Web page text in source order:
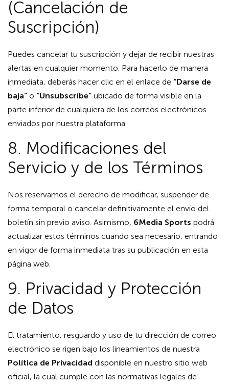
(Cancelación de
Suscripción)
Puedes cancelar tu suscripción y dejar de recibir nuestras
alertas en cualquier momento. Para hacerlo de manera
inmediata, deberás hacer clic en el enlace de “Darse de
baja” o “Unsubscribe” ubicado de forma visible en la
parte inferior de cualquiera de los correos electrónicos
enviados por nuestra plataforma.
8. Modificaciones del
Servicio y de los Términos
Nos reservamos el derecho de modificar, suspender de
forma temporal o cancelar definitivamente el envío del
boletín sin previo aviso. Asimismo, 6Media Sports podrá
actualizar estos términos cuando sea necesario, entrando
en vigor de forma inmediata tras su publicación en esta
página web.
9. Privacidad y Protección
de Datos
El tratamiento, resguardo y uso de tu dirección de correo
electrónico se rigen bajo los lineamientos de nuestra
Política de Privacidad disponible en nuestro sitio web
oficial, la cual cumple con las normativas legales de